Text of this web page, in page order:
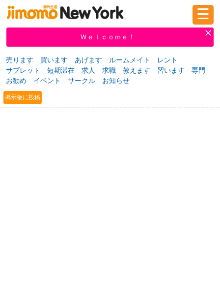
新規登録
掲示板 教えて！
☰
Ｗｅｌｃｏｍｅ！
売ります 買います あげます ルームメイト
レント
サブレット
短期滞在 求人 求職 教えます 習います
専門
お勧め
イベント サークル お知らせ
掲示板に投稿